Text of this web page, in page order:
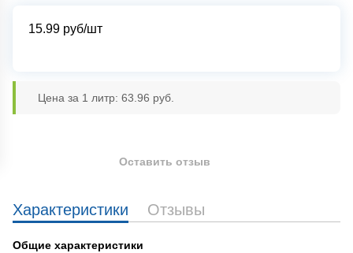
15.99 руб/шт
Цена за 1 литр: 63.96 руб.
Характеристики Отзывы
Общие характеристики
Оставить отзыв